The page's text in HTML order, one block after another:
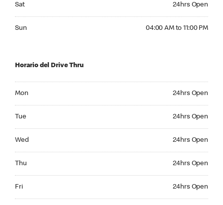
Sat 24hrs Open
Sun 04:00 AM to 11:00 PM
Horario del Drive Thru
Mon 24hrs Open
Tue 24hrs Open
Wed 24hrs Open
Thu 24hrs Open
Fri 24hrs Open